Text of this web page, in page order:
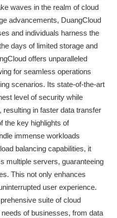
waves in the realm of cloud
advancements, DuangCloud
and individuals harness the
days of limited storage and
offers unparalleled
for seamless operations
scenarios. Its state-of-the-art
level of security while
in faster data transfer
the key highlights of
immense workloads
balancing capabilities, it
multiple servers, guaranteeing
This not only enhances
user experience.
suite of cloud
of businesses, from data